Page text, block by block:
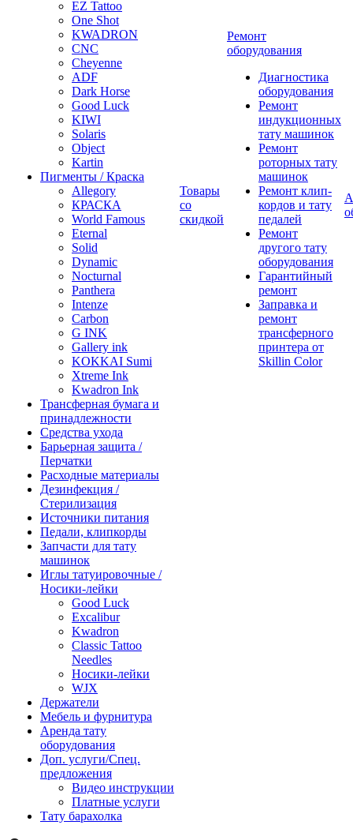
EZ Tattoo
One Shot
KWADRON
CNC
Cheyenne
ADF
Dark Horse
Good Luck
KIWI
Solaris
Object
Kartin
Пигменты / Краска
Allegory
КРАСКА
World Famous
Eternal
Solid
Dynamic
Nocturnal
Panthera
Intenze
Carbon
G INK
Gallery ink
KOKKAI Sumi
Xtreme Ink
Kwadron Ink
Трансферная бумага и
принадлежности
Средства ухода
Барьерная защита /
Перчатки
Расходные материалы
Дезинфекция /
Стерилизация
Источники питания
Педали, клипкорды
Запчасти для тату
машинок
Иглы татуировочные /
Носики-лейки
Good Luck
Excalibur
Kwadron
Classic Tattoo
Needles
Носики-лейки
WJX
Держатели
Мебель и фурнитура
Аренда тату
оборудования
Доп. услуги/Спец.
предложения
Видео инструкции
Платные услуги
Тату барахолка
Товары
со
скидкой
Ремонт
оборудования
Диагностика
оборудования
Ремонт
индукционных
тату машинок
Ремонт
роторных тату
машинок
Ремонт клип-
кордов и тату
педалей
Ремонт
другого тату
оборудования
Гарантийный
ремонт
Заправка и
ремонт
трансферного
принтера от
Skillin Color